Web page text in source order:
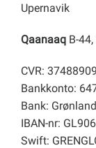
Upernavik
Qaanaaq B-
CVR: 37488909
Bankkonto:
Bank:
IBAN-nr:
Swift: